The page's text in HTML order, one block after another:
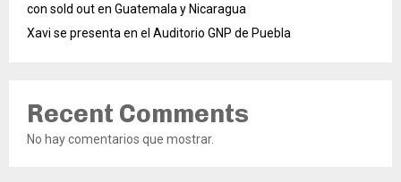
con sold out en Guatemala y Nicaragua
Xavi se presenta en el Auditorio GNP de Puebla
Recent Comments
No hay comentarios que mostrar.